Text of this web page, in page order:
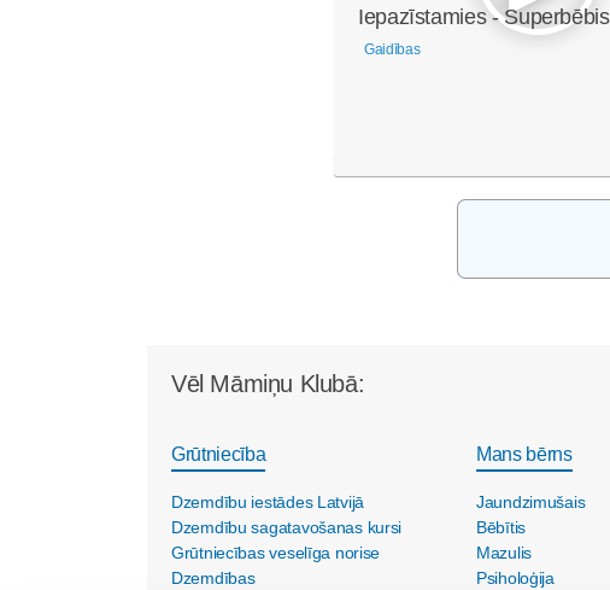
Iepazīstamies -
Gaidības
Vēl Māmiņu Klubā:
Grūtniecība
Dzemdību iestādes Latvijā
Dzemdību sagatavošanas kursi
Grūtniecības veselīga norise
Dzemdības
Mans bērns
Jaundzimušais
Bēbītis
Mazulis
Psiholoģija